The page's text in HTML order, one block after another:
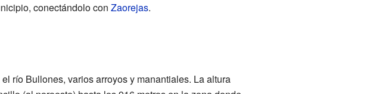
conectándolo con Zaorejas.
el río Bullones, varios arroyos y manantiales. La altura